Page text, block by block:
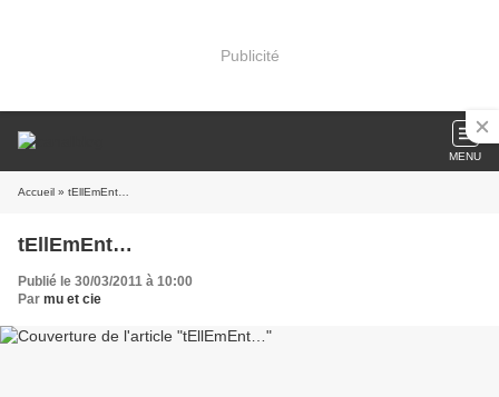
Publicité
MENU
Accueil » tEllEmEnt…
tEllEmEnt…
Publié le 30/03/2011 à 10:00
Par mu et cie